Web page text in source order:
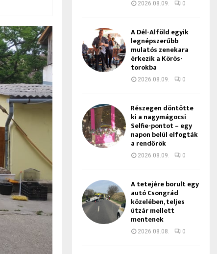
2026.08.09. 0
A Dél-Alföld egyik
legnépszerűbb
mulatós zenekara
érkezik a Körös-
torokba
2026.08.09. 0
Részegen döntötte
ki a nagymágocsi
Selfie-pontot – egy
napon belül elfogták
a rendőrök
2026.08.09. 0
A tetejére borult egy
autó Csongrád
közelében, teljes
útzár mellett
mentenek
2026.08.08. 0